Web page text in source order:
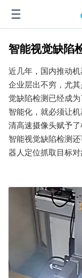
智能视觉缺陷
近几年，国内推动
企业层出不穷，尤
觉缺陷检测已经成为
智能化，就必须让
清高速摄像头赋予了
智能视觉缺陷检测
器人定位抓取目标对